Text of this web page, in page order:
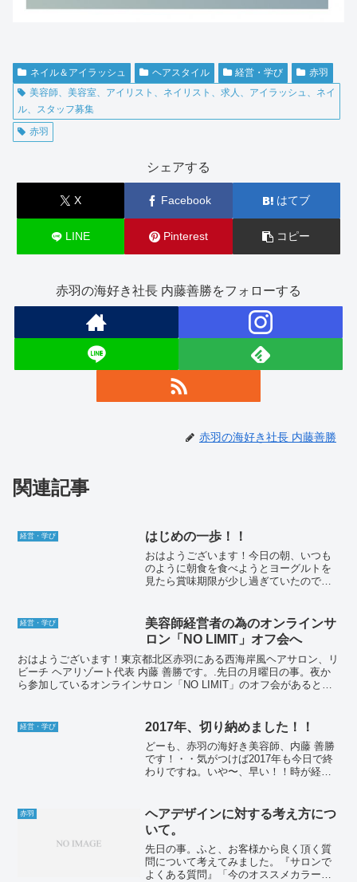
ネイル＆アイラッシュ ヘアスタイル 経営・学び
赤羽
美容師、美容室、アイリスト、ネイリスト、求人、アイラッシュ、ネイ
ル、スタッフ募集
赤羽
シェアする
X Facebook はてブ
LINE Pinterest コピー
赤羽の海好き社長 内藤善勝をフォローする
赤羽の海好き社長 内藤善勝
関連記事
経営・学び はじめの一歩！！
おはようございます！今日の朝、いつも
のように朝食を食べようとヨーグルトを
見たら賞味期限が少し過ぎていたのです
勤。そんな今まさに！！ヨーグルト効果
なのか、ただ賞味期限が過ぎ...
経営・学び
美容師経営者の為のオンラインサ
ロン「NO LIMIT」オフ会へ
おはようございます！東京都北区赤羽にある西海岸風ヘアサロン、リ
ビーチ ヘアリゾート代表 内藤 善勝です。.先日の月曜日の事。夜か
ら参加しているオンラインサロン「NO LIMIT」のオフ会があると言
経営・学び 2017年、切り納めました！！
どーも、赤羽の海好き美容師、内藤 善勝
です！・・気がつけば2017年も今日で終
わりですね。いや〜、早い！！時が経つ
様になってきました。・2017年は自分の
中で「未来への...
赤羽
ヘアデザインに対する考え方につ
いて。
先日の事。ふと、お客様から良く頂く質
問について考えてみました。『サロンで
よくある質問』「今のオススメカラー